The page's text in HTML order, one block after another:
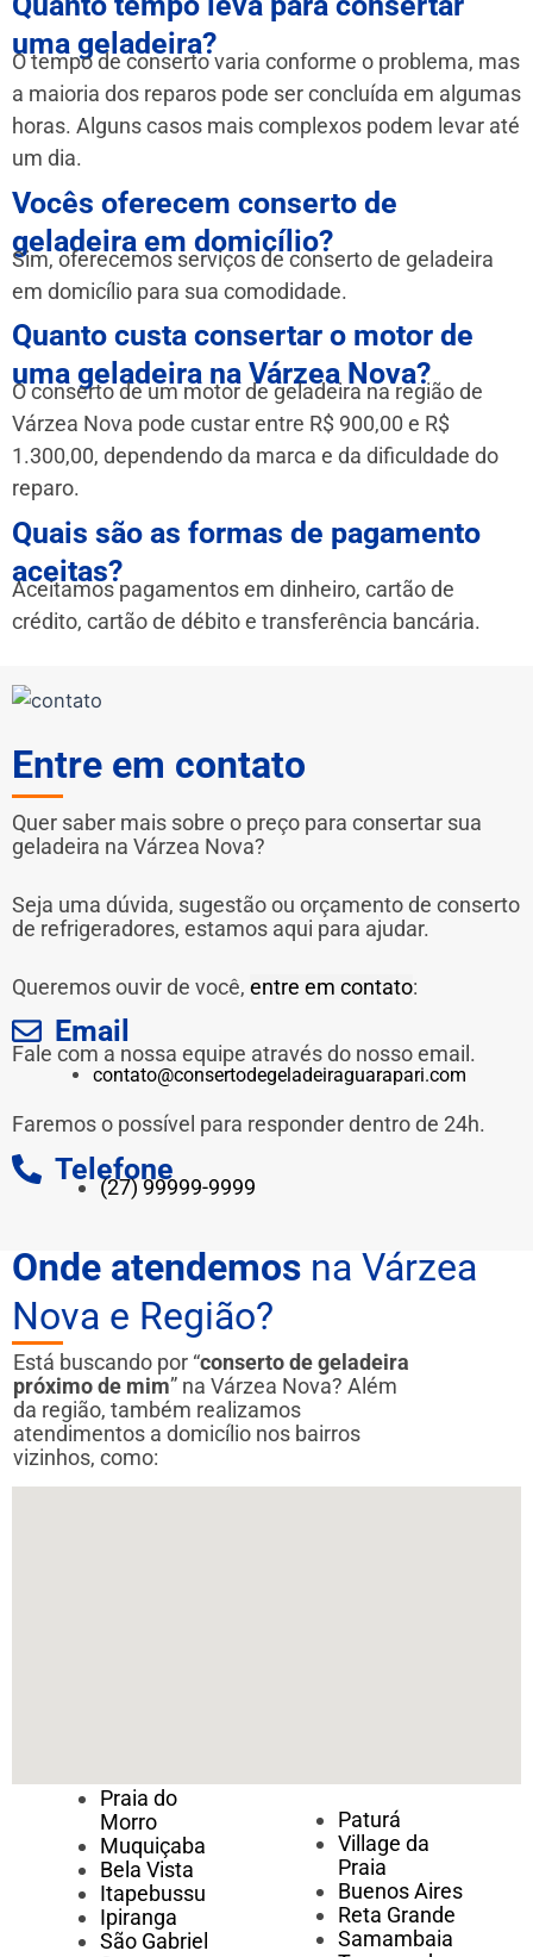
uma geladeira?
O tempo de conserto varia conforme o problema, mas
a maioria dos reparos pode ser concluída em algumas
horas. Alguns casos mais complexos podem levar até
um dia.
Vocês oferecem conserto de
geladeira em domicílio?
Sim, oferecemos serviços de conserto de geladeira
em domicílio para sua comodidade.
Quanto custa consertar o motor de
uma geladeira na Várzea Nova?
O conserto de um motor de geladeira na região de
Várzea Nova pode custar entre R$ 900,00 e R$
1.300,00, dependendo da marca e da dificuldade do
reparo.
Quais são as formas de pagamento
aceitas?
Aceitamos pagamentos em dinheiro, cartão de
crédito, cartão de débito e transferência bancária.
Entre em contato
Quer saber mais sobre o preço para consertar sua
geladeira na Várzea Nova?
Seja uma dúvida, sugestão ou orçamento de conserto
de refrigeradores, estamos aqui para ajudar.
Queremos ouvir de você, entre em contato:
Email
Fale com a nossa equipe através do nosso email.
contato@consertodegeladeiraguarapari.com
Faremos o possível para responder dentro de 24h.
Telefone
(27) 99999-9999
Onde atendemos na Várzea
Nova e Região?
Está buscando por “conserto de geladeira
próximo de mim” na Várzea Nova? Além
da região, também realizamos
atendimentos a domicílio nos bairros
vizinhos, como:
Praia do
Morro
Muquiçaba
Bela Vista
Itapebussu
Ipiranga
São Gabriel
Paturá
Village da
Praia
Buenos Aires
Reta Grande
Samambaia